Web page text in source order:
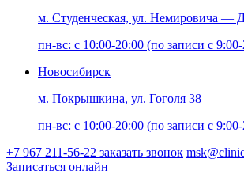
м. Студенческая, ул. Немировича —
пн-вс: с 10:00-20:00 (по записи с
Новосибирск
м. Покрышкина, ул. Гоголя 38
пн-вс: с 10:00-20:00 (по записи с
+7 967 211-56-22 заказать звонок
Записаться онлайн